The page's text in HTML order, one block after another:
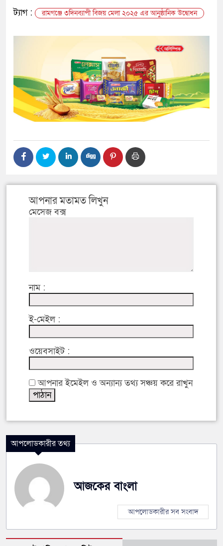
ট্যাগ :
রামগঞ্জে ৩দিনব্যাপী বিজয় মেলা ২০২৫ এর আনুষ্ঠানিক উদ্বোধন
আপনার মতামত লিখুন
মেসেজ বক্স
নাম :
ই-মেইল :
ওয়েবসাইট :
আপনার ইমেইল ও অন্যান্য তথ্য সঞ্চয় করে রাখুন
আপলোডকারীর তথ্য
আজকের বাংলা
আপলোডকারীর সব সংবাদ